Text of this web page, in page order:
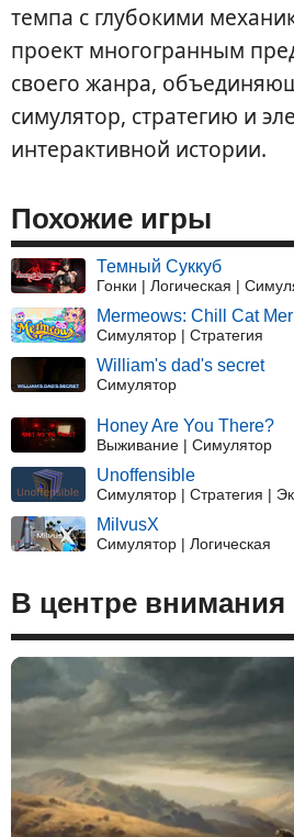
темпа с глубокими
проект многогранным
своего жанра,
симулятор, стратегию и
интерактивной истории.
Похожие игры
Темный Суккуб
Гонки | Логическая |
Mermeows: Chill Cat
Симулятор | Стратегия
William's dad's secret
Симулятор
Honey Are You There?
Выживание | Симулятор
Unoffensible
Симулятор | Стратегия |
MilvusX
Симулятор | Логическая
В центре внимания